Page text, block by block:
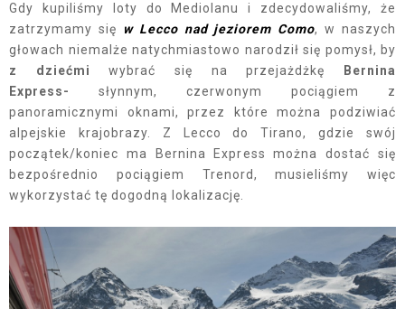
Gdy kupiliśmy loty do Mediolanu i zdecydowaliśmy, że
zatrzymamy się
w Lecco nad jeziorem Como, w naszych
głowach niemalże natychmiastowo narodził się pomysł, by
z dziećmi
wybrać się na przejażdżkę
Bernina
Express- słynnym, czerwonym pociągiem
z
panoramicznymi oknami, przez które można podziwiać
alpejskie krajobrazy. Z Lecco do Tirano, gdzie swój
początek/koniec ma Bernina Express można dostać się
bezpośrednio pociągiem Trenord, musieliśmy więc
wykorzystać tę dogodną lokalizację.